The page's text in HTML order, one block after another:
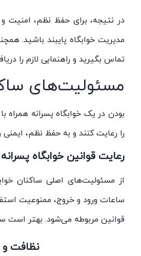
در نتیجه، برای حفظ نظم، امنیت
مدیریت خوابگاه پایبند باشید.
تماس بگیرید و راهنمایی لازم را
مسئولیت‌های
بودن در یک خوابگاه پسرانه همراه
را رعایت کنند و به حفظ نظم،
رعایت قوانین خوابگاه
از مسئولیت‌های اصلی ساکنان
ساعات ورود و خروج، ممنوعیت
قوانین مربوطه می‌شود. بهتر است
نظافت